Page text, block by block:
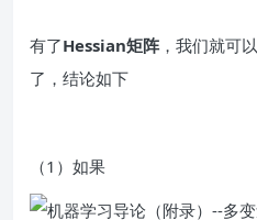
有了Hessian矩阵，我们就可
了，结论如下
（1）如果